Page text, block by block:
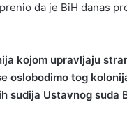
da je BiH danas
kojom upravljaju
oslobodimo tog
sudija Ustavnog suda